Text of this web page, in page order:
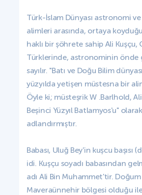
Türk-İslam Dünyası astronomi
alimleri arasında, ortaya
haklı bir şöhrete sahip Ali Kuşçu,
Türklerinde, astronominin önde
sayılır. "Batı ve Doğu Bilim
yüzyılda yetişen müstesna bir
Öyle ki; müsteşrik W .Barlhold,
Beşinci Yüzyıl Batlamyos'u" olarak
adlandırmıştır.
Babası, Uluğ Bey'in kuşcu başısı
idi. Kuşçu soyadı babasından
adı Ali Bin Muhammet'tir.
Maveraünnehir bölgesi olduğu